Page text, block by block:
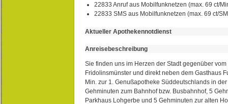
22833 Anruf aus Mobilfunknetzen (max. 69 ct/
22833 SMS aus Mobilfunknetzen (max. 69 ct/
Aktueller Apothekennotdienst
Anreisebeschreibung
Sie finden uns im Herzen der Stadt gegenüber
Fridolinsmünster und direkt neben dem Gasthaus
Min. zur 1. Genußapotheke Süddeutschlands in
Gehminuten zum Bahnhof bzw. Busbahnhof, 5
Parkhaus Lohgerbe und 5 Gehminuten zur alten